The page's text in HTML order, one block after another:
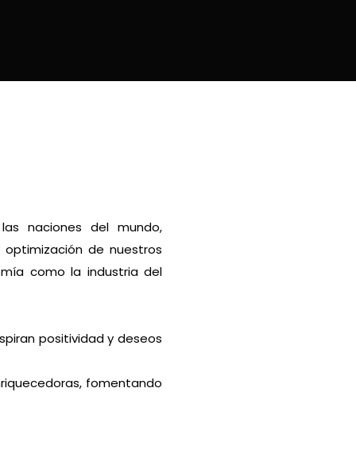
naciones del mundo,
de nuestros
como la industria del
positividad y deseos
fomentando